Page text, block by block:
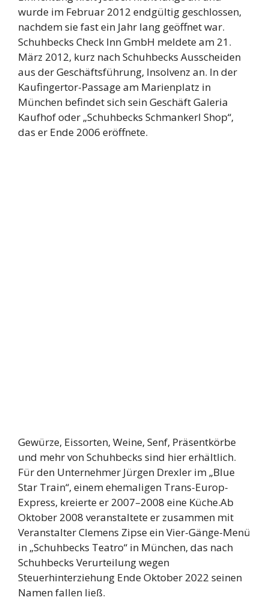
wurde im Februar 2012 endgültig geschlossen,
nachdem sie fast ein Jahr lang geöffnet war.
Schuhbecks Check Inn GmbH meldete am 21.
März 2012, kurz nach Schuhbecks Ausscheiden
aus der Geschäftsführung, Insolvenz an. In der
Kaufingertor-Passage am Marienplatz in
München befindet sich sein Geschäft Galeria
Kaufhof oder „Schuhbecks Schmankerl Shop“,
das er Ende 2006 eröffnete.
Gewürze, Eissorten, Weine, Senf, Präsentkörbe
und mehr von Schuhbecks sind hier erhältlich.
Für den Unternehmer Jürgen Drexler im „Blue
Star Train“, einem ehemaligen Trans-Europ-
Express, kreierte er 2007–2008 eine Küche.Ab
Oktober 2008 veranstaltete er zusammen mit
Veranstalter Clemens Zipse ein Vier-Gänge-Menü
in „Schuhbecks Teatro“ in München, das nach
Schuhbecks Verurteilung wegen
Steuerhinterziehung Ende Oktober 2022 seinen
Namen fallen ließ.